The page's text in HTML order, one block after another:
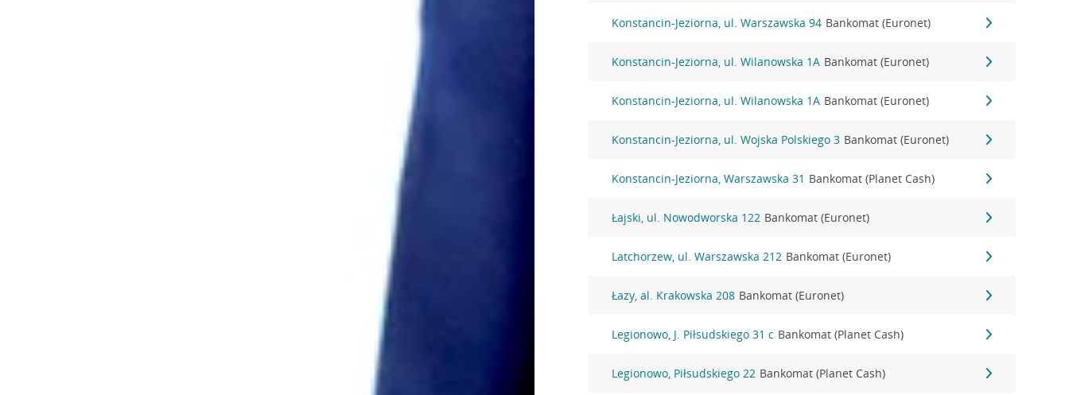
Konstancin-Jeziorna, ul. Warszawska 94 Bankomat (Euronet)
Konstancin-Jeziorna, ul. Wilanowska 1A Bankomat (Euronet)
Konstancin-Jeziorna, ul. Wilanowska 1A Bankomat (Euronet)
Konstancin-Jeziorna, ul. Wojska Polskiego 3 Bankomat (Euronet)
Konstancin-Jeziorna, Warszawska 31 Bankomat (Planet Cash)
Łajski, ul. Nowodworska 122 Bankomat (Euronet)
Latchorzew, ul. Warszawska 212 Bankomat (Euronet)
Łazy, al. Krakowska 208 Bankomat (Euronet)
Legionowo, J. Piłsudskiego 31 c Bankomat (Planet Cash)
Legionowo, Piłsudskiego 22 Bankomat (Planet Cash)